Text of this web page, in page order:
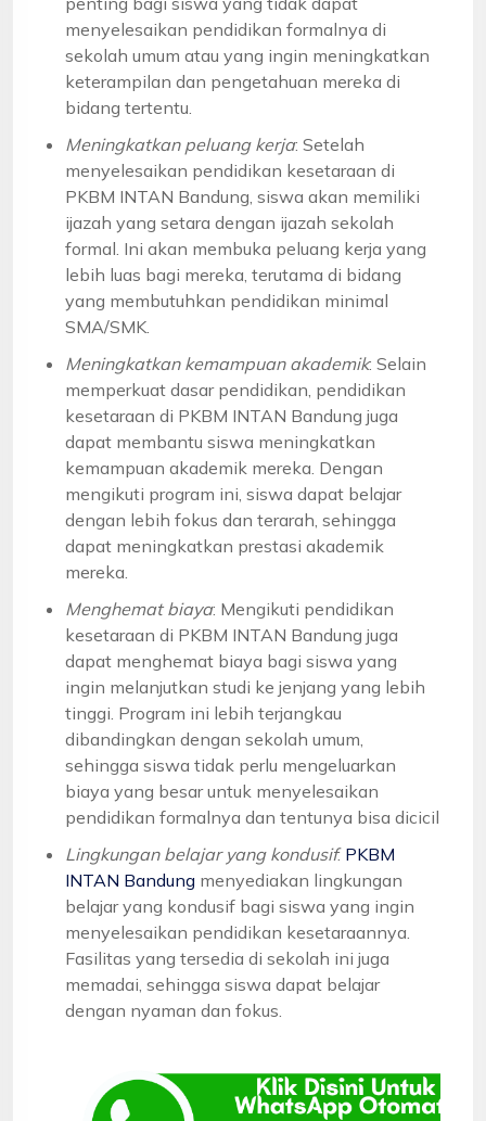
menyelesaikan pendidikan formalnya di
sekolah umum atau yang ingin meningkatkan
keterampilan dan pengetahuan mereka di
bidang tertentu.
Meningkatkan peluang kerja: Setelah
menyelesaikan pendidikan kesetaraan di
PKBM INTAN Bandung, siswa akan memiliki
ijazah yang setara dengan ijazah sekolah
formal. Ini akan membuka peluang kerja yang
lebih luas bagi mereka, terutama di bidang
yang membutuhkan pendidikan minimal
SMA/SMK.
Meningkatkan kemampuan akademik: Selain
memperkuat dasar pendidikan, pendidikan
kesetaraan di PKBM INTAN Bandung juga
dapat membantu siswa meningkatkan
kemampuan akademik mereka. Dengan
mengikuti program ini, siswa dapat belajar
dengan lebih fokus dan terarah, sehingga
dapat meningkatkan prestasi akademik
mereka.
Menghemat biaya: Mengikuti pendidikan
kesetaraan di PKBM INTAN Bandung juga
dapat menghemat biaya bagi siswa yang
ingin melanjutkan studi ke jenjang yang lebih
tinggi. Program ini lebih terjangkau
dibandingkan dengan sekolah umum,
sehingga siswa tidak perlu mengeluarkan
biaya yang besar untuk menyelesaikan
pendidikan formalnya dan tentunya bisa dicicil
Lingkungan belajar yang kondusif: PKBM
INTAN Bandung menyediakan lingkungan
belajar yang kondusif bagi siswa yang ingin
menyelesaikan pendidikan kesetaraannya.
Fasilitas yang tersedia di sekolah ini juga
memadai, sehingga siswa dapat belajar
dengan nyaman dan fokus.